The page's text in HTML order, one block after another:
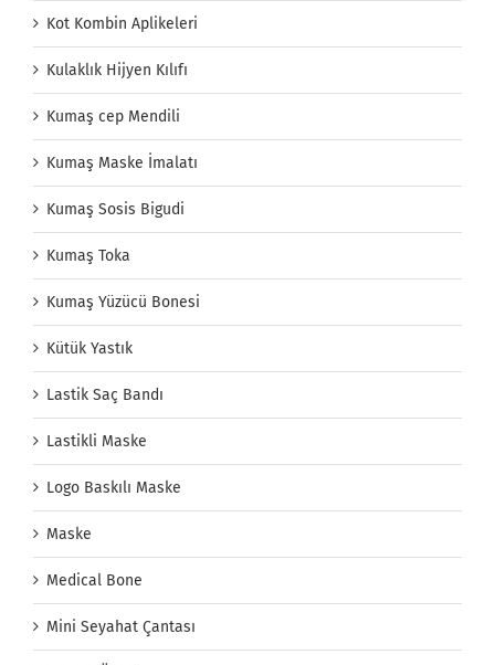
Kot Kombin Aplikeleri
Kulaklık Hijyen Kılıfı
Kumaş cep Mendili
Kumaş Maske İmalatı
Kumaş Sosis Bigudi
Kumaş Toka
Kumaş Yüzücü Bonesi
Kütük Yastık
Lastik Saç Bandı
Lastikli Maske
Logo Baskılı Maske
Maske
Medical Bone
Mini Seyahat Çantası